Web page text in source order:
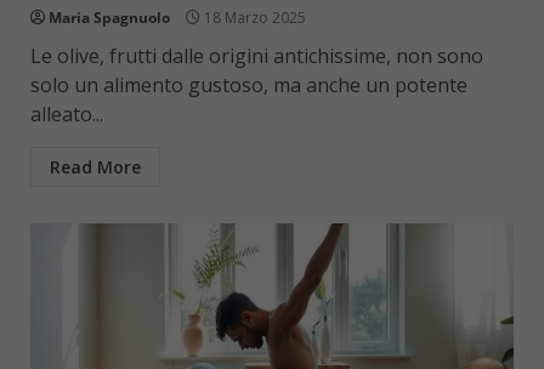
Maria Spagnuolo 18 Marzo 2025
Le olive, frutti dalle origini antichissime, non sono
solo un alimento gustoso, ma anche un potente
alleato...
Read More